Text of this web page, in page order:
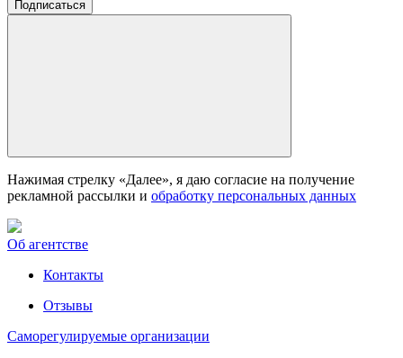
Нажимая стрелку «Далее», я даю согласие на получение
рекламной рассылки и обработку персональных данных
Об агентстве
Контакты
Отзывы
Саморегулируемые организации